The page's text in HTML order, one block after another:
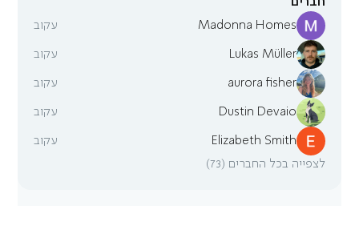
Madonna Homes
עקוב
Lukas Müller עקוב
aurora fisher עקוב
Dustin Devaio עקוב
Elizabeth Smith
עקוב
לצפייה בכל החברים (73)